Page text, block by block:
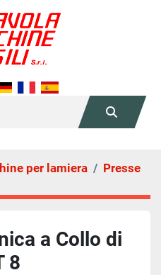
Cerca
per lamiera
Presse
a Collo di
8